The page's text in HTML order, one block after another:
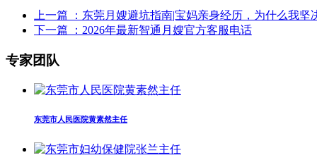
上一篇
：东莞月嫂避坑指南|宝妈亲身经历，为什么我坚
下一篇
：2026年最新智通月嫂官方客服电话
专家团队
东莞市人民医院黄素然主任